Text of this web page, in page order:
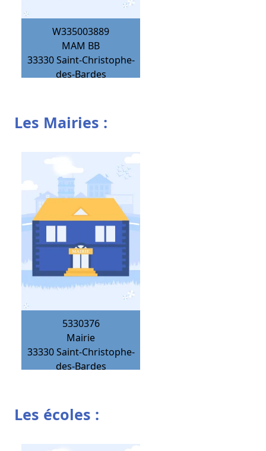
W335003889
MAM BB
33330 Saint-Christophe-
des-Bardes
Les Mairies :
5330376
Mairie
33330 Saint-Christophe-
des-Bardes
Les écoles :